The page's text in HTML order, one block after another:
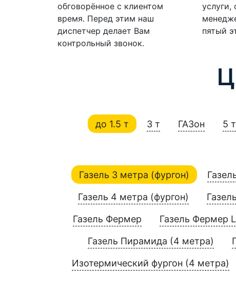
обговорённое с клиентом
время. Перед этим наш
диспетчер делает Вам
контрольный звонок.
пятый
до 1.5 т 3 т ГАЗон 5 т
Газель 3 метра (фургон)
Газель 4 метра (фургон)
Газель Фермер Газель Фермер
Газель Пирамида (4 метра)
Изотермический фургон (4 метра)